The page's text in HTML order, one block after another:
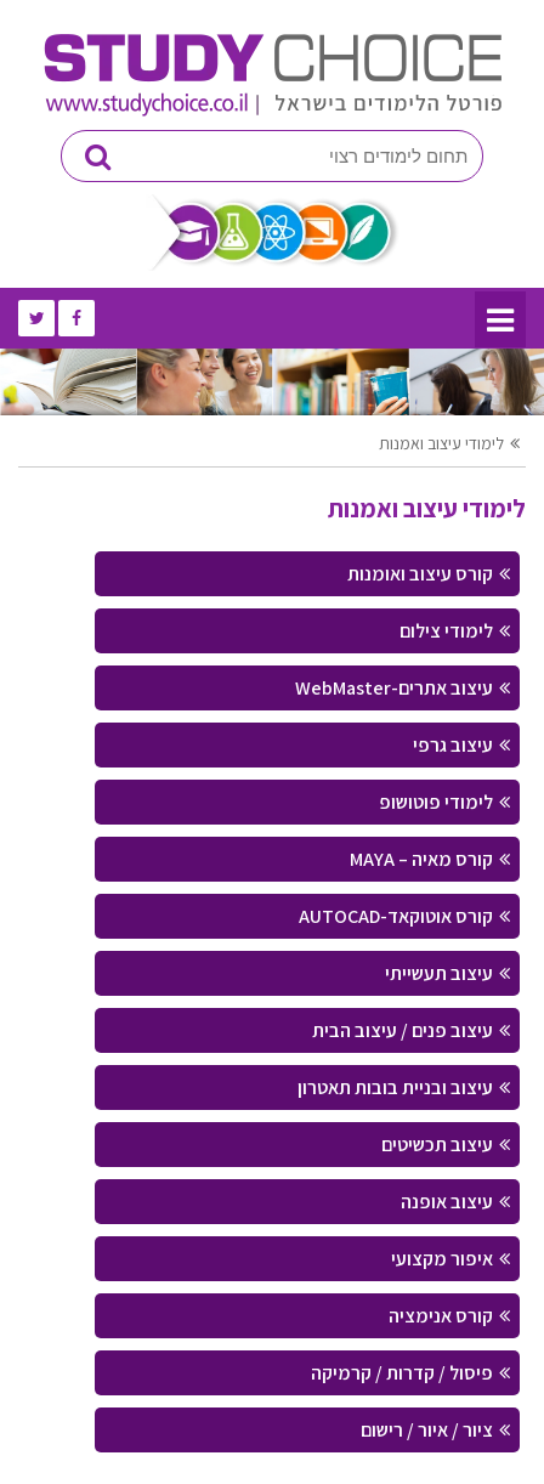
לימודי עיצוב ואמנות
לימודי עיצוב ואמנות
קורס עיצוב ואומנות
לימודי צילום
עיצוב אתרים-WebMaster
עיצוב גרפי
לימודי פוטושופ
קורס מאיה – MAYA
קורס אוטוקאד-AUTOCAD
עיצוב תעשייתי
עיצוב פנים / עיצוב הבית
עיצוב ובניית בובות תאטרון
עיצוב תכשיטים
עיצוב אופנה
איפור מקצועי
קורס אנימציה
פיסול / קדרות / קרמיקה
ציור / איור / רישום